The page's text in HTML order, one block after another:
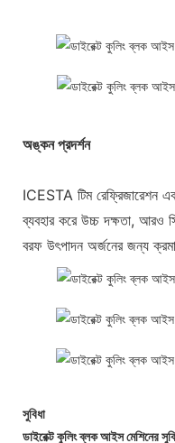
অঙ্কন প্রদর্শন
ICESTA টিম রেফ্রিজারেশন
ব্যবহার করে উচ্চ দক্ষতা, আরও
বরফ উৎপাদন অর্জনের জন্য
সুবিধা
ডাইরেক্ট কুলিং ব্লক আইস মেশিনের